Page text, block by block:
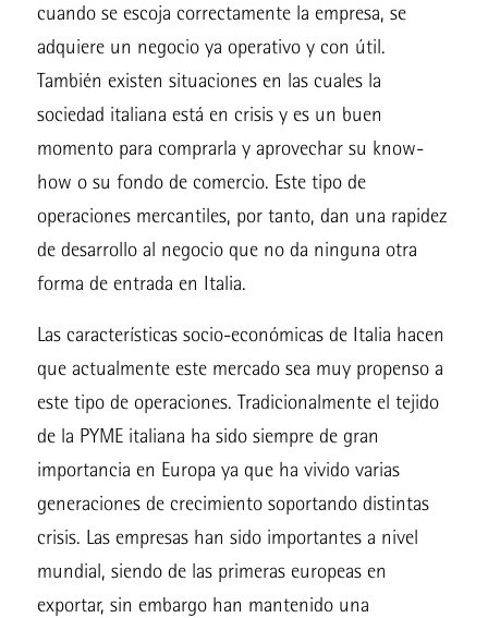
cuando se escoja correctamente la empresa, se
adquiere un negocio ya operativo y con útil.
También existen situaciones en las cuales la
sociedad italiana está en crisis y es un buen
momento para comprarla y aprovechar su know-
how o su fondo de comercio. Este tipo de
operaciones mercantiles, por tanto, dan una rapidez
de desarrollo al negocio que no da ninguna otra
forma de entrada en Italia.
Las características socio-económicas de Italia hacen
que actualmente este mercado sea muy propenso a
este tipo de operaciones. Tradicionalmente el tejido
de la PYME italiana ha sido siempre de gran
importancia en Europa ya que ha vivido varias
generaciones de crecimiento soportando distintas
crisis. Las empresas han sido importantes a nivel
mundial, siendo de las primeras europeas en
exportar, sin embargo han mantenido una